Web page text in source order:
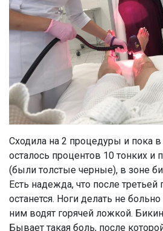
Сходила на 2 процедуры и пока в
осталось процентов 10 тонких и
(были толстые черные), в зоне
Есть надежда, что после третьей
останется. Ноги делать не
ним водят горячей ложкой.
Бывает такая боль, после